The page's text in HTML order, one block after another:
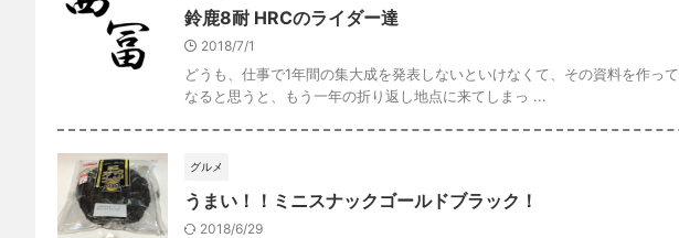
鈴鹿8耐 HRCのライダー達
2018/7/1
どうも、仕事で1年間の集大成を発表しないといけなくて、その資料を作
なると思うと、もう一年の折り返し地点に来てしまっ ...
グルメ
うまい！！ミニスナックゴールドブラック！
2018/6/29